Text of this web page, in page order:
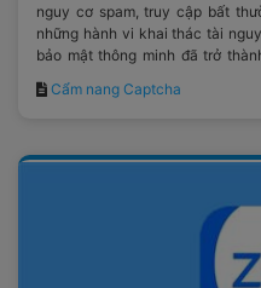
nguy cơ spam, truy cập bất
những hành vi khai thác tài
bảo mật thông minh đã trở
Cẩm nang Captcha